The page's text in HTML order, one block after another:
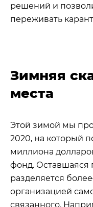
решений и
переживать
Зимняя
места
Этой зимой мы
2020, на который
миллиона
фонд. Оставшаяся
разделяется
организацией
связанного.